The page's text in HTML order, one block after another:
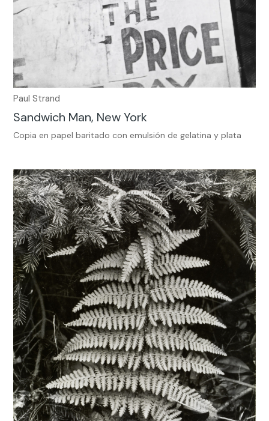
Paul Strand
Sandwich Man, New York
Copia en papel baritado con emulsión de gelatina y plata